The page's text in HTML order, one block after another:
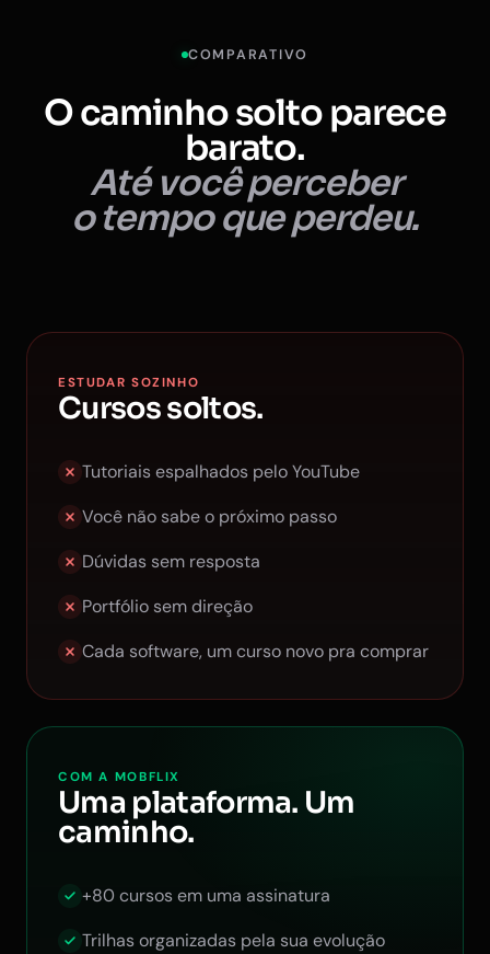
COMPARATIVO
O caminho solto parece
barato.
Até você perceber
o tempo que perdeu.
ESTUDAR SOZINHO
Cursos soltos.
Tutoriais espalhados pelo YouTube
Você não sabe o próximo passo
Dúvidas sem resposta
Portfólio sem direção
Cada software, um curso novo pra comprar
COM A MOBFLIX
Uma plataforma. Um
caminho.
+80 cursos em uma assinatura
Trilhas organizadas pela sua evolução